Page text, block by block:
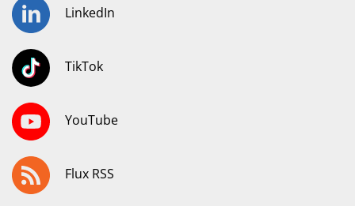
LinkedIn
TikTok
YouTube
Flux RSS